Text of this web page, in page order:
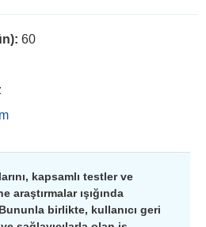
60
kapsamlı testler ve
araştırmalar ışığında
birlikte, kullanıcı geri